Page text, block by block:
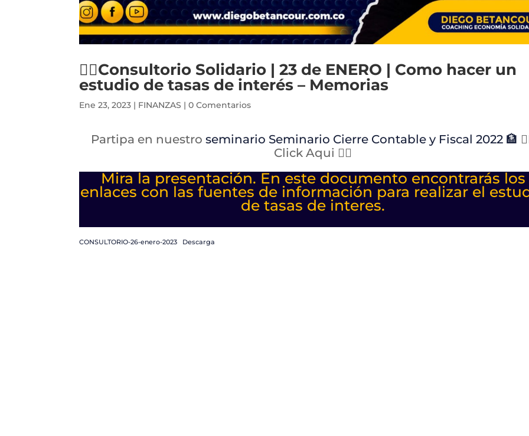
👨‍⚖️Consultorio Solidario | 23 de ENERO | Como hacer un
estudio de tasas de interés – Memorias
Ene 23, 2023 | FINANZAS |0 Comentarios
Partipa en nuestroseminario Seminario Cierre Contable y Fiscal 2022 🏦
Click Aqui 👆🏻
Mira la presentación. En este documento encontrarás los
enlaces con las fuentes de información para realizar el
de tasas de interes.
CONSULTORIO-26-enero-2023 Descarga